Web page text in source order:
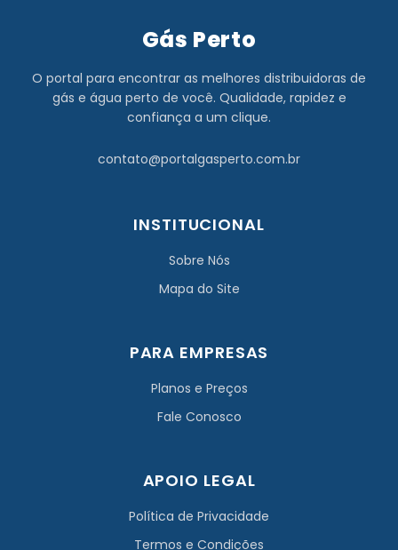
Gás Perto
O portal para encontrar as melhores distribuidoras de
gás e água perto de você. Qualidade, rapidez e
confiança a um clique.
contato@portalgasperto.com.br
INSTITUCIONAL
Sobre Nós
Mapa do Site
PARA EMPRESAS
Planos e Preços
Fale Conosco
APOIO LEGAL
Política de Privacidade
Termos e Condições